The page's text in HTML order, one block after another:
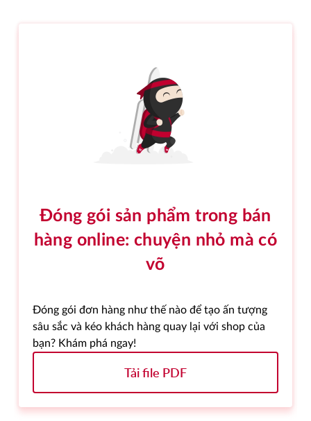
Đóng gói sản phẩm trong bán
hàng online: chuyện nhỏ mà có
võ
Đóng gói đơn hàng như thế nào để tạo ấn tượng
sâu sắc và kéo khách hàng quay lại với shop của
bạn? Khám phá ngay!
Tải file PDF